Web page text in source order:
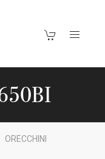
ORECCHINI